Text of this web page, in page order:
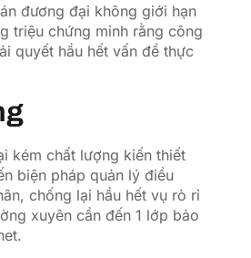
đương đại không giới hạn
triệu chứng minh rằng công
quyết hầu hết vấn đề thực
kém chất lượng kiến thiết
biện pháp quản lý điều
chống lại hầu hết vụ rò rỉ
xuyên cần đến 1 lớp bảo